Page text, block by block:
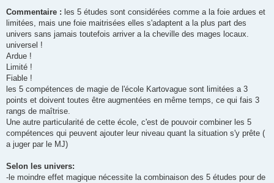
Commentaire : les 5 études sont considérées comme a la foie ardues et
limitées, mais une foie maitrisées elles s'adaptent a la plus part des
univers sans jamais toutefois arriver a la cheville des mages locaux.
universel !
Ardue !
Limité !
Fiable !
les 5 compétences de magie de l'école Kartovague sont limitées a 3
points et doivent toutes être augmentées en même temps, ce qui fais 3
rangs de maîtrise.
Une autre particularité de cette école, c'est de pouvoir combiner les 5
compétences qui peuvent ajouter leur niveau quant la situation s'y prête (
a juger par le MJ)
Selon les univers:
-le moindre effet magique nécessite la combinaison des 5 études pour de